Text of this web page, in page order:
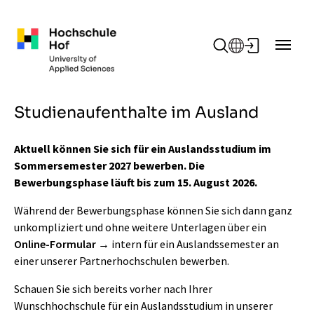
Studienaufenthalte im Ausland
Aktuell können Sie sich für ein Auslandsstudium im
Sommersemester 2027 bewerben. Die
Bewerbungsphase läuft bis zum 15. August 2026.
Während der Bewerbungsphase können Sie sich dann ganz
unkompliziert und ohne weitere Unterlagen über ein
Online-Formular
intern für ein Auslandssemester an
einer unserer Partnerhochschulen bewerben.
Schauen Sie sich bereits vorher nach Ihrer
Wunschhochschule für ein Auslandsstudium in unserer